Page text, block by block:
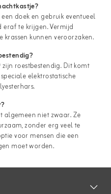
doek en gebruik eventueel
te krijgen. Vermijd
kunnen veroorzaken.
roestbestendig. Dit komt
elektrostatische
algemeen niet zwaar. Ze
zonder erg veel te
voor mensen die een
moet worden.